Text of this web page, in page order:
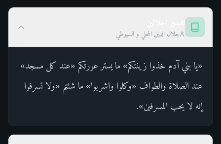
جلال الدين المحلي و السيوطي
«يا بني آدم خذوا زينتكم» ما يستر عورتكم «عند كل مسجد»
عند الصلاة والطواف «وكلوا واشربوا» ما شئتم «ولا تسرفوا
إنه لا يحب المسرفين».